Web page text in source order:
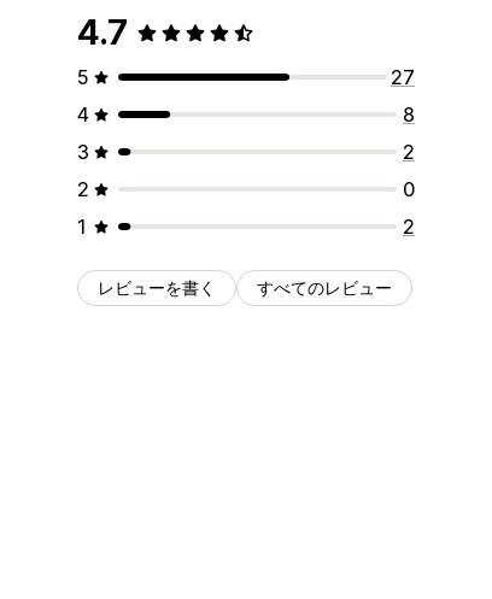
4.7
5
27
4
8
3
2
2
0
1
2
レビューを書く すべてのレビュー